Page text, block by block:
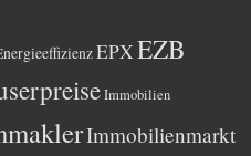
EPXEZB
Immobilien
Immobilienmarkt